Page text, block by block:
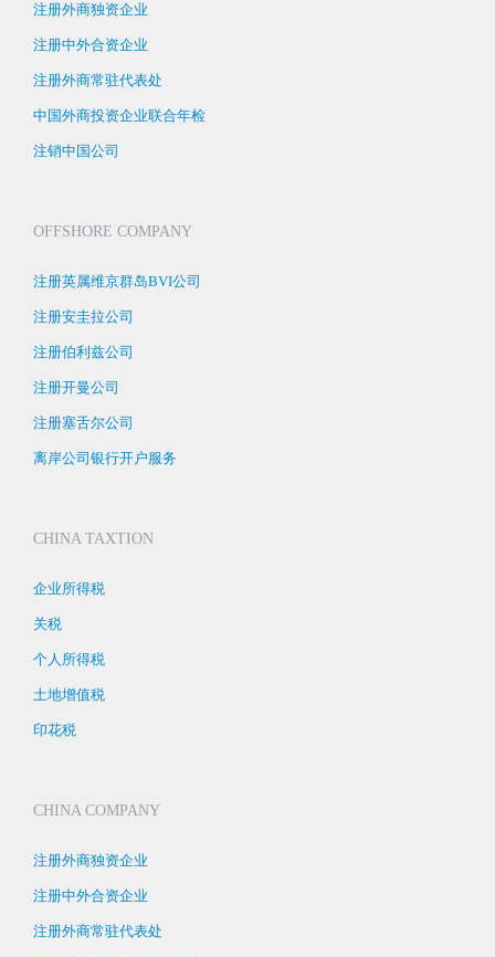
注册外商独资企业
注册中外合资企业
注册外商常驻代表处
中国外商投资企业联合年检
注销中国公司
OFFSHORE COMPANY
注册英属维京群岛BVI公司
注册安圭拉公司
注册伯利兹公司
注册开曼公司
注册塞舌尔公司
离岸公司银行开户服务
CHINA TAXTION
企业所得税
关税
个人所得税
土地增值税
印花税
CHINA COMPANY
注册外商独资企业
注册中外合资企业
注册外商常驻代表处